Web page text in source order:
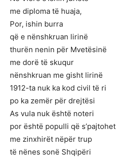
me diploma të huaja,
Por, ishin burra
që e nënshkruan lirinë
thurën nenin për Mvetësinë
me dorë të skuqur
nënshkruan me gisht lirinë
1912-ta nuk ka kod civil të ri
po ka zemër për drejtësi
As vula nuk është noteri
por është populli që s’pajtohet
me zinxhirët nëpër trup
të nënes sonë Shqipëri